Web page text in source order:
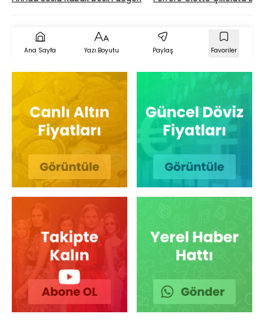
Ana Sayfa Yazı Boyutu Paylaş Favoriler